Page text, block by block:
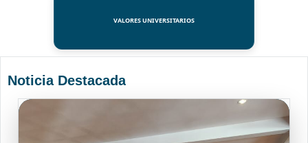
VALORES UNIVERSITARIOS
Noticia Destacada